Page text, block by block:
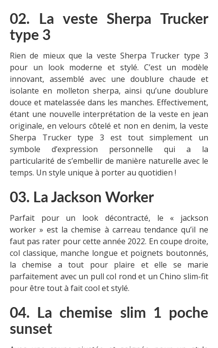
02. La veste Sherpa Trucker
type 3
Rien de mieux que la veste Sherpa Trucker type 3
pour un look moderne et stylé. C’est un modèle
innovant, assemblé avec une doublure chaude et
isolante en molleton sherpa, ainsi qu’une doublure
douce et matelassée dans les manches. Effectivement,
étant une nouvelle interprétation de la veste en jean
originale, en velours côtelé et non en denim, la veste
Sherpa Trucker type 3 est tout simplement un
symbole d’expression personnelle qui a la
particularité de s’embellir de manière naturelle avec le
temps. Un style unique à porter au quotidien !
03. La Jackson Worker
Parfait pour un look décontracté, le « jackson
worker » est la chemise à carreau tendance qu’il ne
faut pas rater pour cette année 2022. En coupe droite,
col classique, manche longue et poignets boutonnés,
la chemise a tout pour plaire et elle se marie
parfaitement avec un pull col rond et un Chino slim-fit
pour être tout à fait cool et stylé.
04. La chemise slim 1 poche
sunset